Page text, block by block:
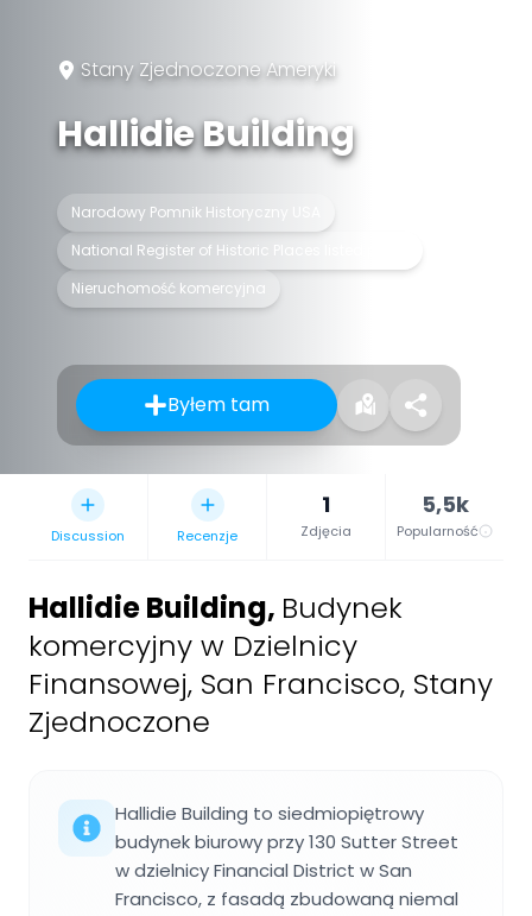
Stany Zjednoczone Ameryki
Hallidie Building
Narodowy Pomnik Historyczny USA
National Register of Historic Places listed place
Nieruchomość komercyjna
Byłem tam
Discussion Recenzje
1
Zdjęcia
5,5k
Popularność
Hallidie Building, Budynek
komercyjny w Dzielnicy
Finansowej, San Francisco, Stany
Zjednoczone
Hallidie Building to siedmiopiętrowy
budynek biurowy przy 130 Sutter Street
w dzielnicy Financial District w San
Francisco, z fasadą zbudowaną niemal